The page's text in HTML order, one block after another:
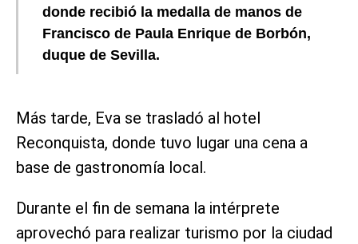
donde recibió la medalla de manos de
Francisco de Paula Enrique de Borbón,
duque de Sevilla.
Más tarde, Eva se trasladó al hotel
Reconquista, donde tuvo lugar una cena a
base de gastronomía local.
Durante el fin de semana la intérprete
aprovechó para realizar turismo por la ciudad